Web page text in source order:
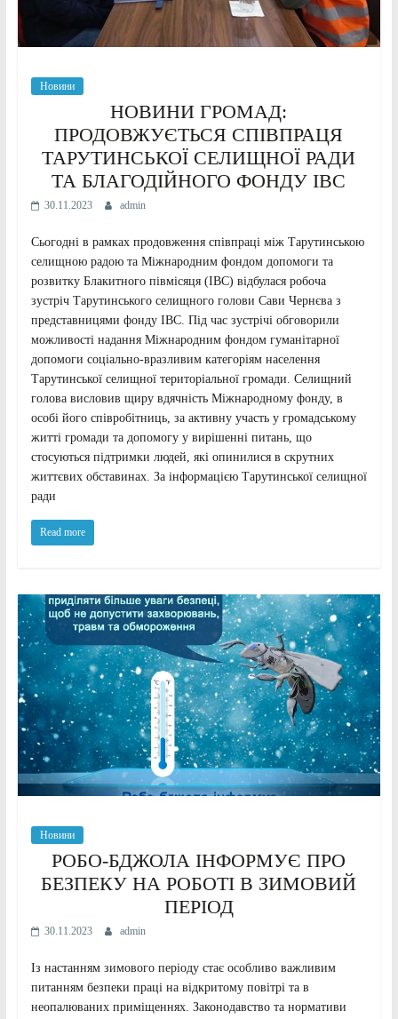
Новини
НОВИНИ ГРОМАД:
ПРОДОВЖУЄТЬСЯ СПІВПРАЦЯ
ТАРУТИНСЬКОЇ СЕЛИЩНОЇ РАДИ
ТА БЛАГОДІЙНОГО ФОНДУ ІВС
30.11.2023 admin
Сьогодні в рамках продовження співпраці між Тарутинською
селищною радою та Міжнародним фондом допомоги та
розвитку Блакитного півмісяця (IBC) відбулася робоча
зустріч Тарутинського селищного голови Сави Чернєва з
представницями фонду ІВС. Під час зустрічі обговорили
можливості надання Міжнародним фондом гуманітарної
допомоги соціально-вразливим категоріям населення
Тарутинської селищної територіальної громади. Селищний
голова висловив щиру вдячність Міжнародному фонду, в
особі його співробітниць, за активну участь у громадському
житті громади та допомогу у вирішенні питань, що
стосуються підтримки людей, які опинилися в скрутних
життєвих обставинах. За інформацією Тарутинської селищної
ради
Read more
Новини
РОБО-БДЖОЛА ІНФОРМУЄ ПРО
БЕЗПЕКУ НА РОБОТІ В ЗИМОВИЙ
ПЕРІОД
30.11.2023 admin
Із настанням зимового періоду стає особливо важливим
питанням безпеки праці на відкритому повітрі та в
неопалюваних приміщеннях. Законодавство та нормативи